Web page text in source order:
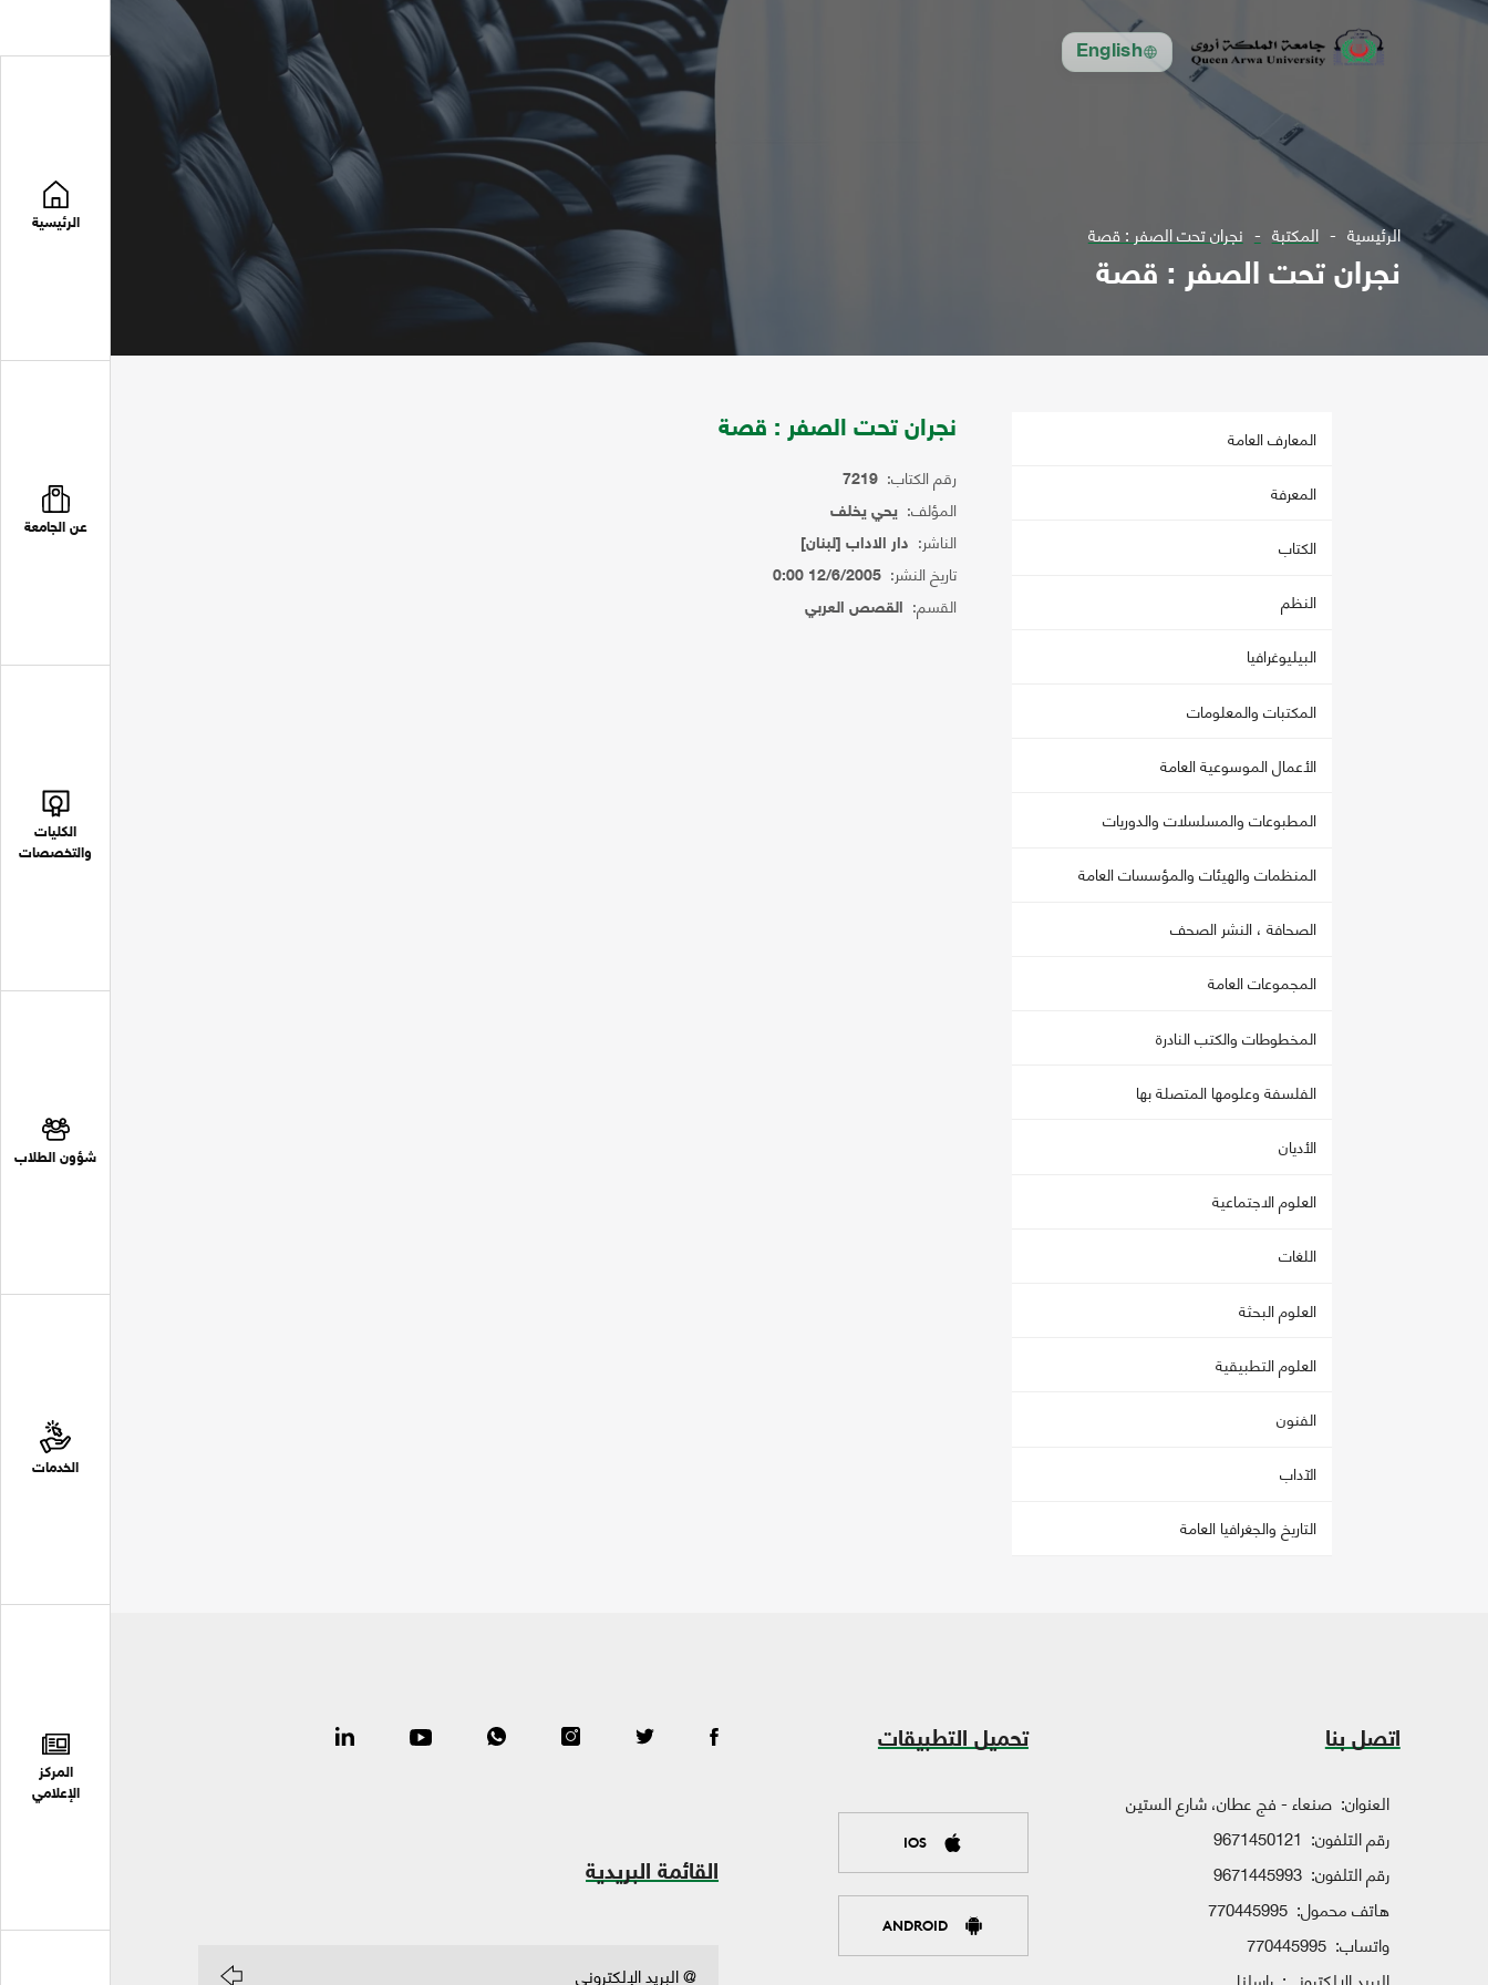
English
الرئيسية
عن الجامعة
الكليات
والتخصصات
شؤون الطلاب
الخدمات
المركز
الإعلامي
الرئيسية المكتبة نجران تحت الصفر : قصة
نجران تحت الصفر : قصة
المعارف العامة
المعرفة
الكتاب
النظم
البيليوغرافيا
المكتبات والمعلومات
الأعمال الموسوعية العامة
المطبوعات والمسلسلات والدوريات
المنظمات والهيئات والمؤسسات العامة
الصحافة ، النشر الصحف
المجموعات العامة
المخطوطات والكتب النادرة
الفلسفة وعلومها المتصلة بها
الأديان
العلوم الاجتماعية
اللغات
العلوم البحثة
العلوم التطبيقية
الفنون
الآداب
التاريخ والجغرافيا العامة
نجران تحت الصفر : قصة
رقم الكتاب: 7219
المؤلف: يحي يخلف
الناشر: دار الاداب [لبنان]
تاريخ النشر: 12/6/2005 0:00
القسم: القصص العربي
اتصل بنا
العنوان: صنعاء - فج عطان، شارع الستين
رقم التلفون: 9671450121
رقم التلفون: 9671445993
هاتف محمول: 770445995
واتساب: 770445995
تحميل التطبيقات
IOS
ANDROID
القائمة البريدية